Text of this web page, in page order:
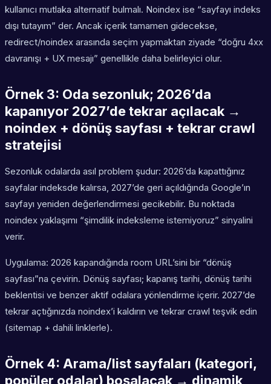
kullanıcı mutlaka alternatif bulmalı. Noindex ise “sayfayı indeks
dışı tutayım” der. Ancak içerik tamamen gidecekse,
redirect/noindex arasında seçim yapmaktan ziyade “doğru 4xx
davranışı + UX mesajı” genellikle daha belirleyici olur.
Örnek 3: Oda sezonluk; 2026’da
kapanıyor 2027’de tekrar açılacak →
noindex + dönüş sayfası + tekrar crawl
stratejisi
Sezonluk odalarda asıl problem şudur: 2026’da kapattığınız
sayfalar indeksde kalırsa, 2027’de geri açıldığında Google’ın
sayfayı yeniden değerlendirmesi gecikebilir. Bu noktada
noindex yaklaşımı “şimdilik indeksleme istemiyoruz” sinyalini
verir.
Uygulama: 2026 kapandığında room URL’sini bir “dönüş
sayfası”na çevirin. Dönüş sayfası; kapanış tarihi, dönüş tarihi
beklentisi ve benzer aktif odalara yönlendirme içerir. 2027’de
tekrar açtığınızda noindex’i kaldırın ve tekrar crawl teşvik edin
(sitemap + dahili linklerle).
Örnek 4: Arama/list sayfaları (kategori,
popüler odalar) boşalacak → dinamik